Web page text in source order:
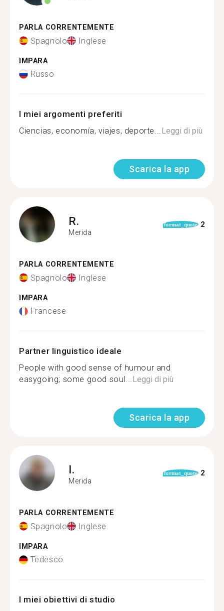
PARLA CORRENTEMENTE
Spagnolo Inglese
IMPARA
Russo
I miei argomenti preferiti
Ciencias, economía, viajes, deporte...Leggi di più
Scarica la app
R.
Merida
format_quote 2
PARLA CORRENTEMENTE
Spagnolo Inglese
IMPARA
Francese
Partner linguistico ideale
People with good sense of humour and
easygoing; some good soul...Leggi di più
Scarica la app
I.
Merida
format_quote 2
PARLA CORRENTEMENTE
Spagnolo Inglese
IMPARA
Tedesco
I miei obiettivi di studio